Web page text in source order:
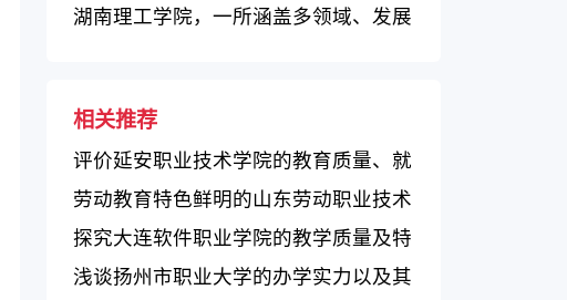
展望
湖南理工学院，一所涵盖多领域、发展
相关推荐
评价延安职业技术学院的教育质量、就
业前景和校园环境如何？
劳动教育特色鲜明的山东劳动职业技术
学院总体评价
探究大连软件职业学院的教学质量及特
色
浅谈扬州市职业大学的办学实力以及其